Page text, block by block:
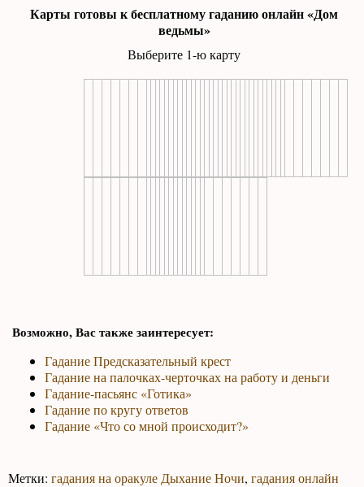
Карты готовы к бесплатному гаданию онлайн «Дом
ведьмы»
Выберите 1-ю карту
Возможно, Вас также заинтересует:
Гадание Предсказательный крест
Гадание на палочках-черточках на работу и деньги
Гадание-пасьянс «Готика»
Гадание по кругу ответов
Гадание «Что со мной происходит?»
Метки:гадания на оракуле Дыхание Ночи,гадания онлайн